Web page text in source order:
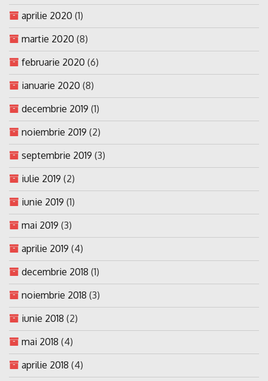
aprilie 2020 (1)
martie 2020 (8)
februarie 2020 (6)
ianuarie 2020 (8)
decembrie 2019 (1)
noiembrie 2019 (2)
septembrie 2019 (3)
iulie 2019 (2)
iunie 2019 (1)
mai 2019 (3)
aprilie 2019 (4)
decembrie 2018 (1)
noiembrie 2018 (3)
iunie 2018 (2)
mai 2018 (4)
aprilie 2018 (4)